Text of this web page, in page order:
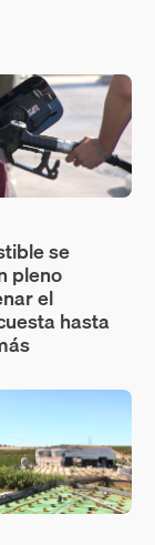
se
pleno
el
hasta